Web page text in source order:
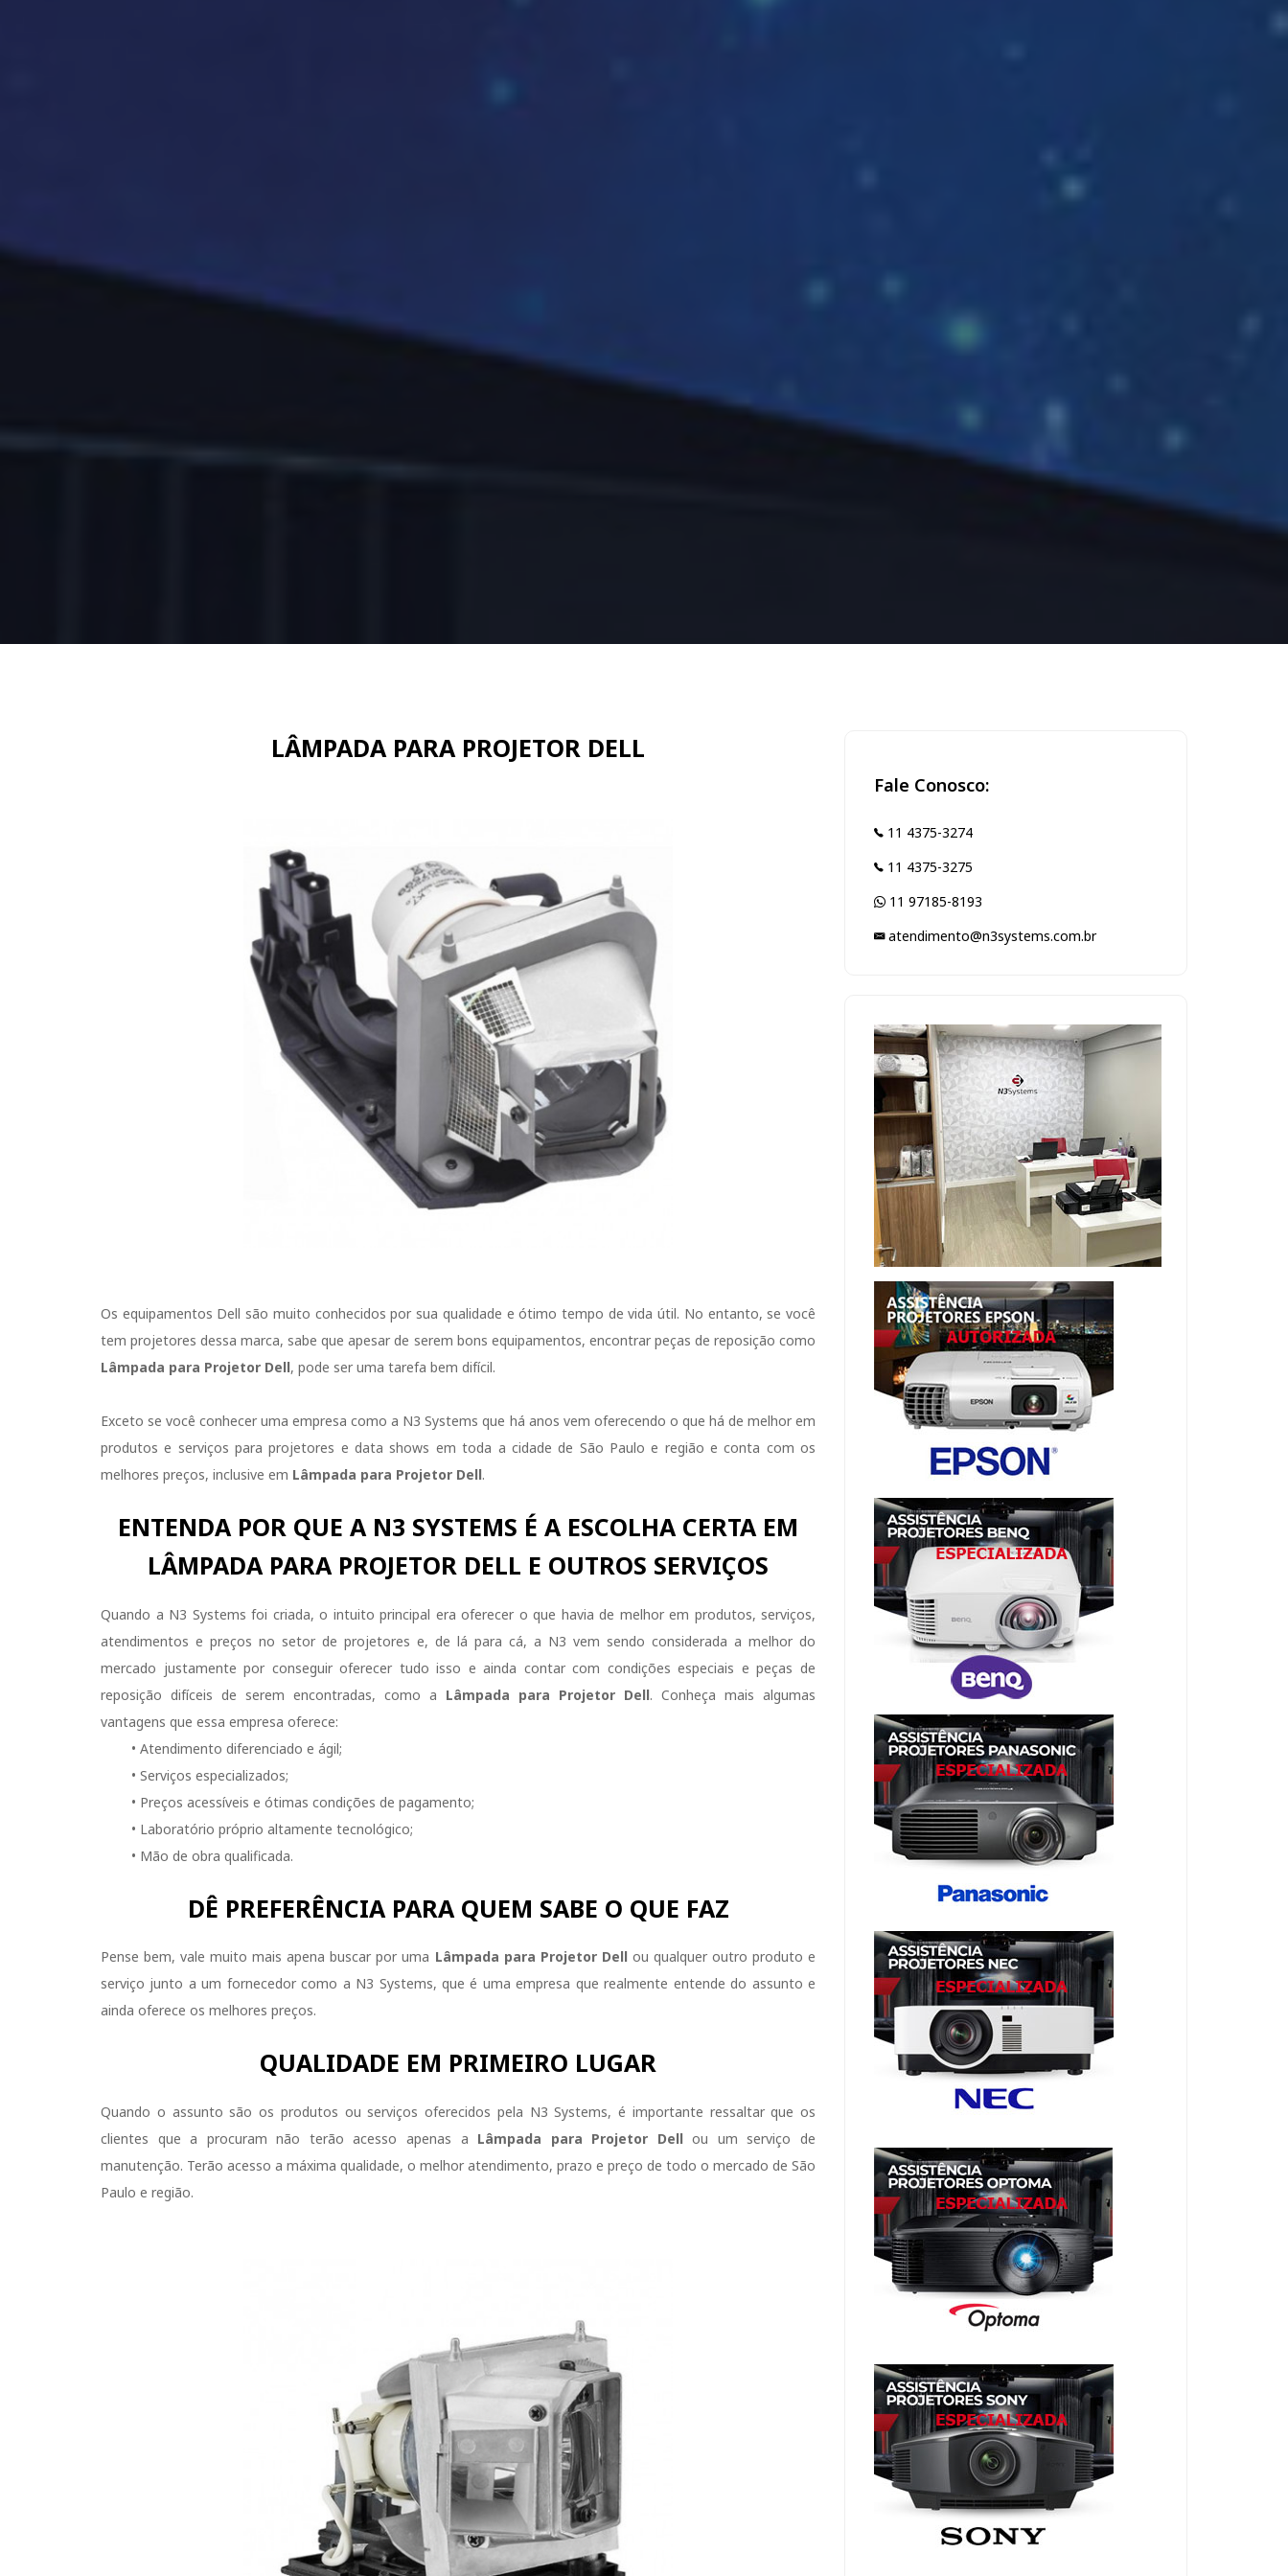
LÂMPADA PARA PROJETOR DELL
Os equipamentos Dell são muito conhecidos por sua qualidade e ótimo tempo de vida útil. No entanto, se você
tem projetores dessa marca, sabe que apesar de serem bons equipamentos, encontrar peças de reposição como
Lâmpada para Projetor Dell, pode ser uma tarefa bem difícil.
Exceto se você conhecer uma empresa como a N3 Systems que há anos vem oferecendo o que há de melhor em
produtos e serviços para projetores e data shows em toda a cidade de São Paulo e região e conta com os
melhores preços, inclusive em Lâmpada para Projetor Dell.
ENTENDA POR QUE A N3 SYSTEMS É A ESCOLHA CERTA EM
LÂMPADA PARA PROJETOR DELL E OUTROS SERVIÇOS
Quando a N3 Systems foi criada, o intuito principal era oferecer o que havia de melhor em produtos, serviços,
atendimentos e preços no setor de projetores e, de lá para cá, a N3 vem sendo considerada a melhor do
mercado justamente por conseguir oferecer tudo isso e ainda contar com condições especiais e peças de
reposição difíceis de serem encontradas, como a Lâmpada para Projetor Dell. Conheça mais algumas
vantagens que essa empresa oferece:
• Atendimento diferenciado e ágil;
• Serviços especializados;
• Preços acessíveis e ótimas condições de pagamento;
• Laboratório próprio altamente tecnológico;
• Mão de obra qualificada.
DÊ PREFERÊNCIA PARA QUEM SABE O QUE FAZ
Pense bem, vale muito mais apena buscar por uma Lâmpada para Projetor Dellou qualquer outro produto e
serviço junto a um fornecedor como a N3 Systems, que é uma empresa que realmente entende do assunto e
ainda oferece os melhores preços.
QUALIDADE EM PRIMEIRO LUGAR
Quando o assunto são os produtos ou serviços oferecidos pela N3 Systems, é importante ressaltar que os
clientes que a procuram não terão acesso apenas a Lâmpada para Projetor Dellou um serviço de
manutenção. Terão acesso a máxima qualidade, o melhor atendimento, prazo e preço de todo o mercado de São
Paulo e região.
Fale Conosco:
11 4375-3274
11 4375-3275
11 97185-8193
atendimento@n3systems.com.br